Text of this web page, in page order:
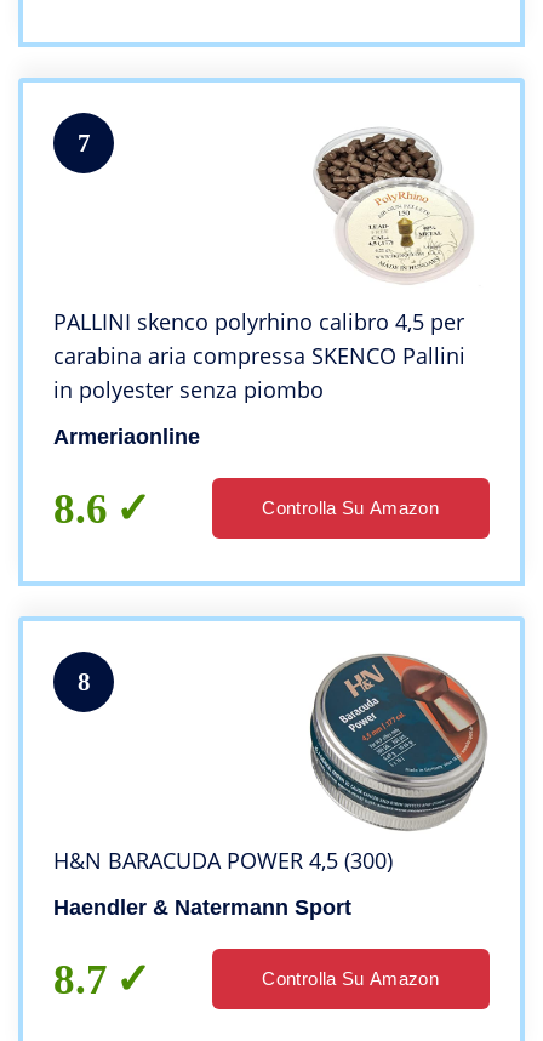
7
PALLINI skenco polyrhino calibro 4,5 per
carabina aria compressa SKENCO Pallini
in polyester senza piombo
Armeriaonline
8.6 Controlla Su Amazon
8
H&N BARACUDA POWER 4,5 (300)
Haendler & Natermann Sport
8.7 Controlla Su Amazon